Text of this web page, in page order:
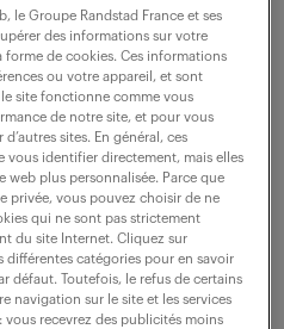
par mail les offres qui
recherche.
le Groupe Randstad France et ses
des informations sur votre
de cookies. Ces informations
ou votre appareil, et sont
site fonctionne comme vous
de notre site, et pour vous
sites. En général, ces
vous identifier directement, mais elles
web plus personnalisée. Parce que
privée, vous pouvez choisir de ne
qui ne sont pas strictement
du site Internet. Cliquez sur
différentes catégories pour en savoir
défaut. Toutefois, le refus de certains
navigation sur le site et les services
recevrez des publicités moins